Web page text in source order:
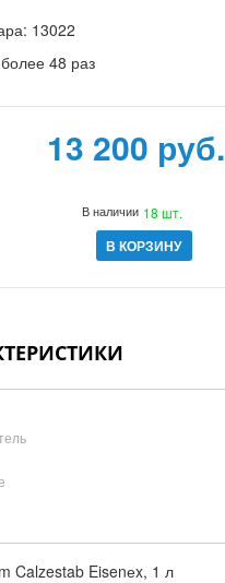
13022
48 раз
13 200 руб.
В наличии 18 шт.
В КОРЗИНУ
Calzestab Eisenеx, 1 л